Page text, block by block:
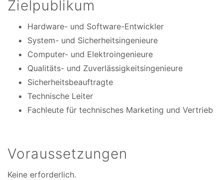
Zielpublikum
Hardware- und Software-Entwickler
System- und Sicherheitsingenieure
Computer- und Elektroingenieure
Qualitäts- und Zuverlässigkeitsingenieure
Sicherheitsbeauftragte
Technische Leiter
Fachleute für technisches Marketing und Vertrieb
Voraussetzungen
Keine erforderlich.